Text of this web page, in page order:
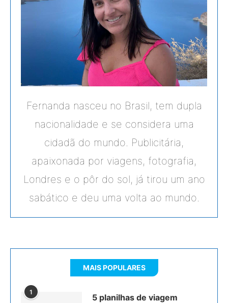
Fernanda nasceu no Brasil, tem dupla
nacionalidade e se considera uma
cidadã do mundo. Publicitária,
apaixonada por viagens, fotografia,
Londres e o pôr do sol, já tirou um ano
sabático e deu uma volta ao mundo.
MAIS POPULARES
1
5 planilhas de viagem